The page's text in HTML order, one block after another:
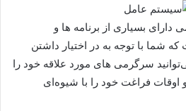
دارای بسیاری از برنامه ها و
شما با توجه به در اختیار داشتن
می‌توانید سرگرمی های مورد علاقه خود را
اوقات فراغت خود را با شیوه‌ای